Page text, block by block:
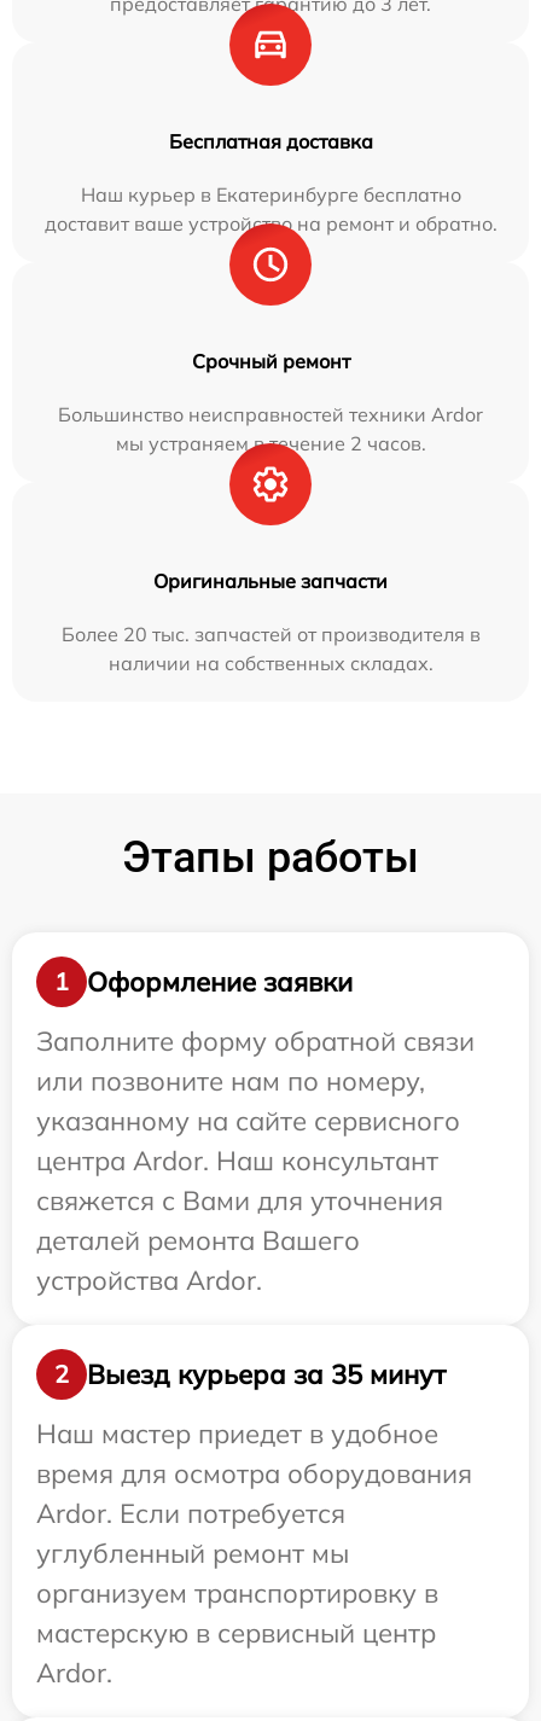
Бесплатная доставка
Наш курьер в Екатеринбурге бесплатно
доставит ваше устройство на ремонт и обратно.
Срочный ремонт
Большинство неисправностей техники Ardor
мы устраняем в течение 2 часов.
Оригинальные запчасти
Более 20 тыс. запчастей от производителя в
наличии на собственных складах.
Этапы работы
1
Оформление заявки
Заполните форму обратной связи
или позвоните нам по номеру,
указанному на сайте сервисного
центра Ardor. Наш консультант
свяжется с Вами для уточнения
деталей ремонта Вашего
устройства Ardor.
2
Выезд курьера за 35 минут
Наш мастер приедет в удобное
время для осмотра оборудования
Ardor. Если потребуется
углубленный ремонт мы
организуем транспортировку в
мастерскую в сервисный центр
Ardor.